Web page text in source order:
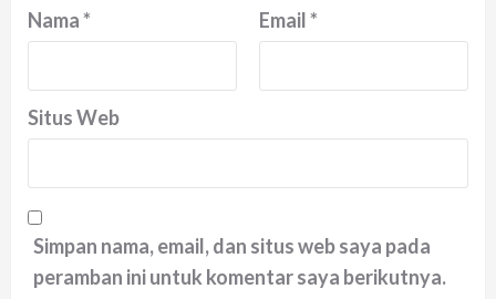
Nama* Email*
Situs Web
Simpan nama, email, dan situs web saya pada
peramban ini untuk komentar saya berikutnya.